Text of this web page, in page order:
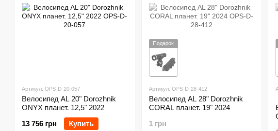
Артикул: OPS-D-20-057
Велосипед AL 20" Dorozhnik
ONYX планет. 12,5" 2022
13 756 грн
Купить
Подарок
Артикул: OPS-D-28-412
Велосипед AL 28" Dorozhnik
CORAL планет. 19" 2024
1 грн